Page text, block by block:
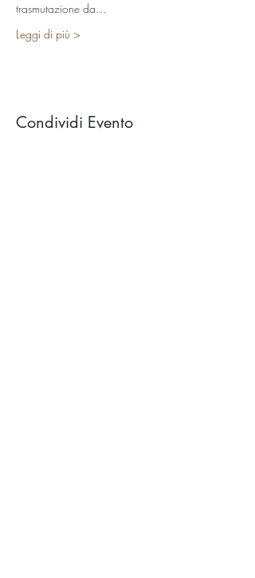
trasmutazione da…
Leggi di più >
Condividi Evento